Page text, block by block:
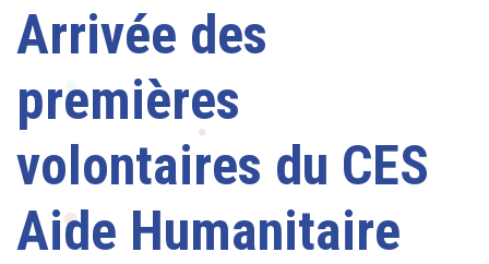
Arrivée des
premières
volontaires du CES
Aide Humanitaire